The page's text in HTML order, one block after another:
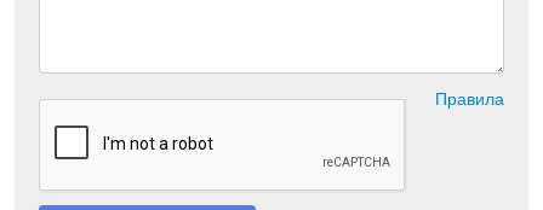
Правила